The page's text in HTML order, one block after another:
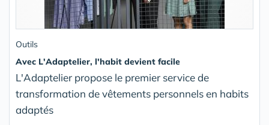
Outils
Avec L'Adaptelier, l'habit devient facile
L'Adaptelier propose le premier service de
transformation de vêtements personnels en habits
adaptés